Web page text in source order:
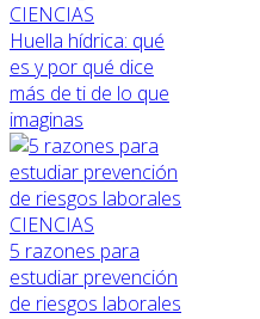
CIENCIAS
Huella hídrica: qué
es y por qué dice
más de ti de lo que
imaginas
CIENCIAS
5 razones para
estudiar prevención
de riesgos laborales